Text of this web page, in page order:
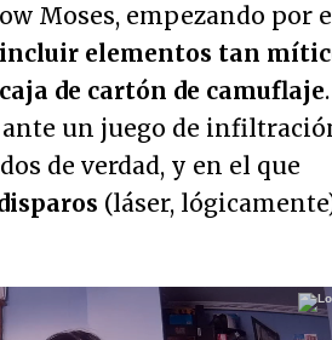
Moses, empezando por
incluir elementos tan
de cartón de camuflaje
un juego de
de verdad, y en el que
(láser,